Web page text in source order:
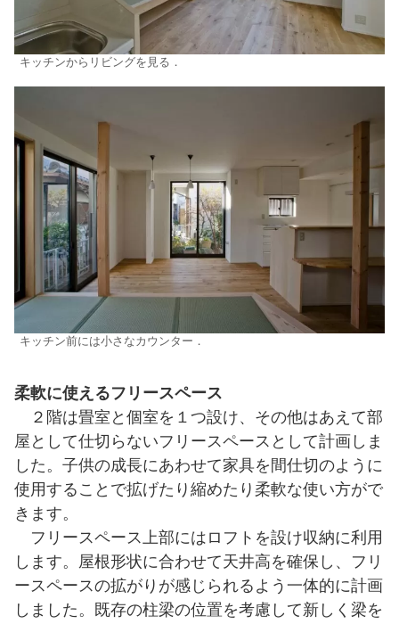
キッチンからリビングを見る．
キッチン前には小さなカウンター．
柔軟に使えるフリースペース
２階は畳室と個室を１つ設け、その他はあえて部
屋として仕切らないフリースペースとして計画しま
した。子供の成長にあわせて家具を間仕切のように
使用することで拡げたり縮めたり柔軟な使い方がで
きます。
フリースペース上部にはロフトを設け収納に利用
します。屋根形状に合わせて天井高を確保し、フリ
ースペースの拡がりが感じられるよう一体的に計画
しました。既存の柱梁の位置を考慮して新しく梁を